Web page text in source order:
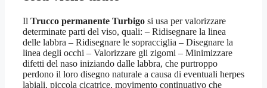
Il Trucco permanente Turbigo si usa per valorizzare
determinate parti del viso, quali: – Ridisegnare la linea
delle labbra – Ridisegnare le sopracciglia – Disegnare la
linea degli occhi – Valorizzare gli zigomi – Minimizzare
difetti del naso iniziando dalle labbra, che purtroppo
perdono il loro disegno naturale a causa di eventuali herpes
labiali, piccola cicatrice, movimento continuativo che